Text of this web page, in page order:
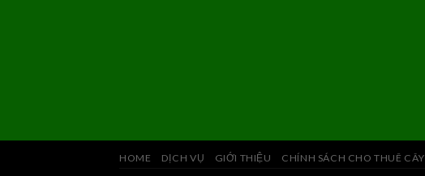
HOME DỊCH VỤ GIỚI THIỆU CHÍNH SÁCH CHO THUÊ CÂY